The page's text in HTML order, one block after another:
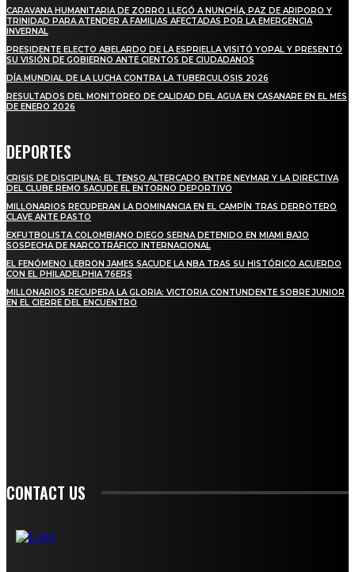
CARAVANA HUMANITARIA DE ZORRO LLEGÓ A NUNCHÍA, PAZ DE ARIPORO Y
TRINIDAD PARA ATENDER A FAMILIAS AFECTADAS POR LA EMERGENCIA
INVERNAL
PRESIDENTE ELECTO ABELARDO DE LA ESPRIELLA VISITÓ YOPAL Y PRESENTÓ
SU VISIÓN DE GOBIERNO ANTE CIENTOS DE CIUDADANOS
DÍA MUNDIAL DE LA LUCHA CONTRA LA TUBERCULOSIS 2026
RESULTADOS DEL MONITOREO DE CALIDAD DEL AGUA EN CASANARE EN EL MES
DE ENERO 2026
DEPORTES
CRISIS DE DISCIPLINA: EL TENSO ALTERCADO ENTRE NEYMAR Y LA DIRECTIVA
DEL CLUBE REMO SACUDE EL ENTORNO DEPORTIVO
MILLONARIOS RECUPERAN LA DOMINANCIA EN EL CAMPÍN TRAS DERROTERO
CLAVE ANTE PASTO
EXFUTBOLISTA COLOMBIANO DIEGO SERNA DETENIDO EN MIAMI BAJO
SOSPECHA DE NARCOTRÁFICO INTERNACIONAL
EL FENÓMENO LEBRON JAMES SACUDE LA NBA TRAS SU HISTÓRICO ACUERDO
CON EL PHILADELPHIA 76ERS
MILLONARIOS RECUPERA LA GLORIA: VICTORIA CONTUNDENTE SOBRE JUNIOR
EN EL CIERRE DEL ENCUENTRO
CONTACT US